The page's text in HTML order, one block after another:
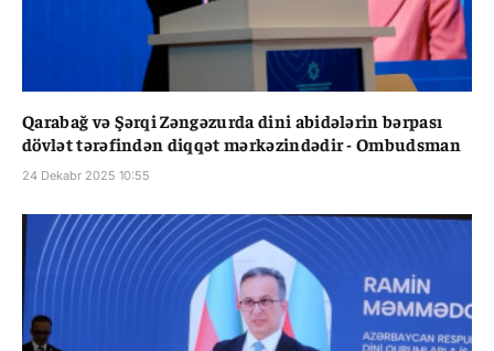
Qarabağ və Şərqi Zəngəzurda dini abidələrin bərpası
dövlət tərəfindən diqqət mərkəzindədir - Ombudsman
24 Dekabr 2025 10:55